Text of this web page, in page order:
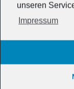
unseren
Impressum